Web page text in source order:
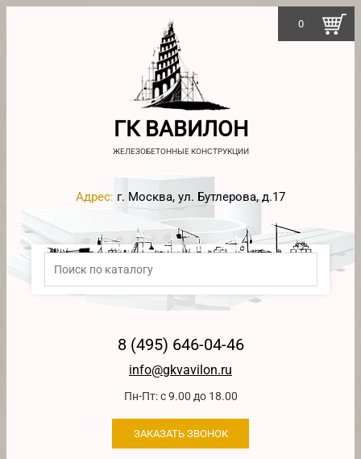
ГК ВАВИЛОН
ЖЕЛЕЗОБЕТОННЫЕ КОНСТРУКЦИИ
Адрес: г. Москва, ул. Бутлерова, д.17
8 (495) 646-04-46
info@gkvavilon.ru
Пн-Пт: с 9.00 до 18.00
ЗАКАЗАТЬ ЗВОНОК
0